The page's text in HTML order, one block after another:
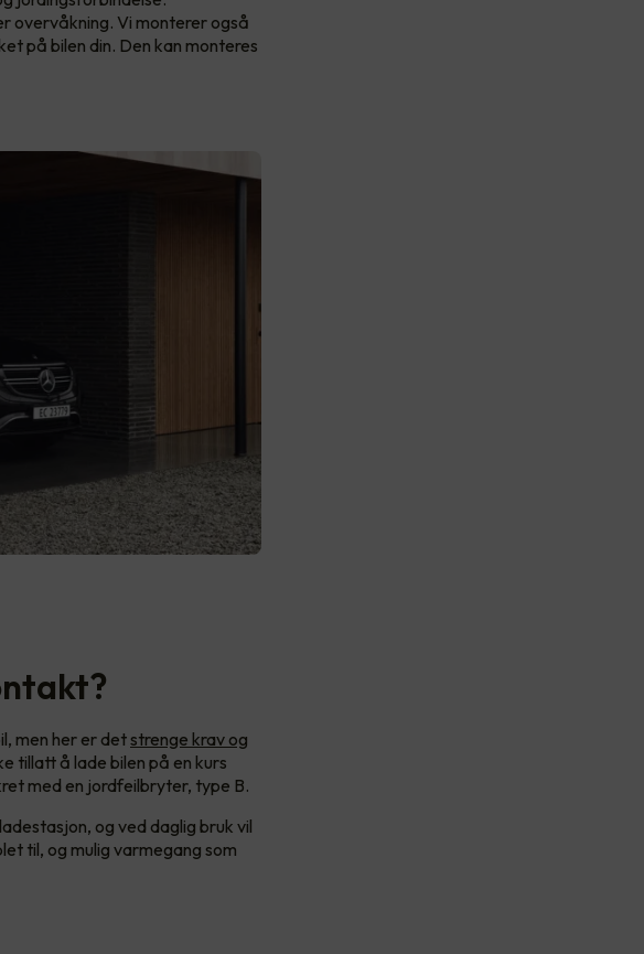
overvåkning. Vi monterer også
på bilen din. Den kan monteres
men her er detstrenge krav og
tillatt å lade bilen på en kurs
med en jordfeilbryter, type B.
og ved daglig bruk vil
til, og mulig varmegang som